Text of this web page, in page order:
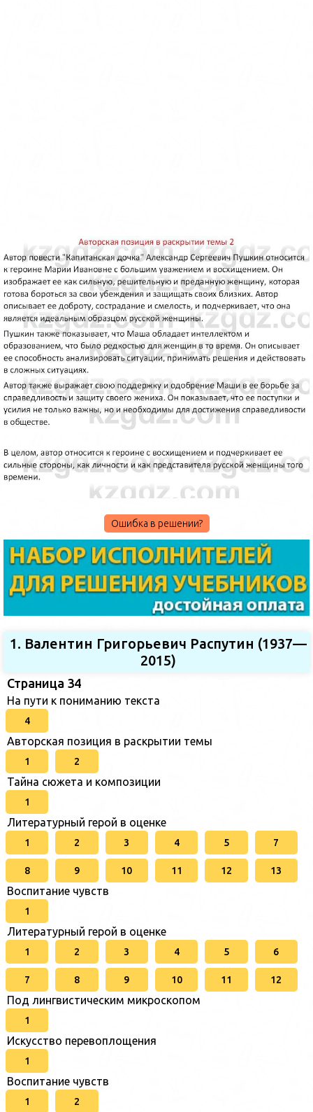
Ошибка в решении?
1. Валентин Григорьевич Распутин (1937—
2015)
Страница 34
На пути к пониманию текста
4
Авторская позиция в раскрытии темы
1 2
Тайна сюжета и композиции
1
Литературный герой в оценке
1 2 3 4 5 7
8 9 10 11 12 13
Воспитание чувств
1
Литературный герой в оценке
1 2 3 4 5 6
7 8 9 10 11 12
Под лингвистическим микроскопом
1
Искусство перевоплощения
1
Воспитание чувств
1 2